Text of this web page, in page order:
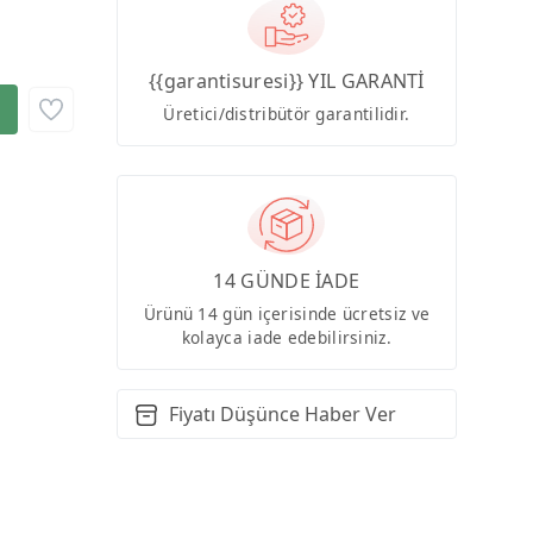
{{garantisuresi}} YIL GARANTİ
Üretici/distribütör garantilidir.
14 GÜNDE İADE
Ürünü 14 gün içerisinde ücretsiz ve
kolayca iade edebilirsiniz.
Fiyatı Düşünce Haber Ver